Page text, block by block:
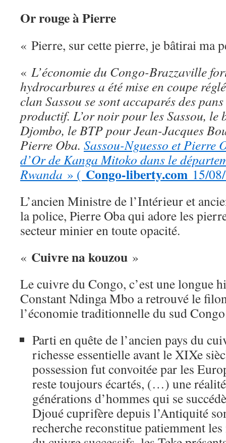
Or rouge à Pierre
« Pierre, sur cette pierre, je bâtirai ma
« L’économie du Congo-Brazzaville
hydrocarbures a été mise en coupe
clan Sassou se sont accaparés des
productif. L’or noir pour les Sassou, le
Djombo, le BTP pour Jean-Jacques
Pierre Oba. Sassou-Nguesso et Pierre
d’Or de Kanga Mitoko dans le
Rwanda » ( Congo-liberty.com 15/
L’ancien Ministre de l’Intérieur et
la police, Pierre Oba qui adore les
secteur minier en toute opacité.
« Cuivre na kouzou »
Le cuivre du Congo, c’est une longue
Constant Ndinga Mbo a retrouvé le
l’économie traditionnelle du sud
Parti en quête de l’ancien pays du
richesse essentielle avant le XIXe
possession fut convoitée par les
reste toujours écartés, (…) une
générations d’hommes qui se
Djoué cuprifère depuis l’Antiquité
recherche reconstitue patiemment